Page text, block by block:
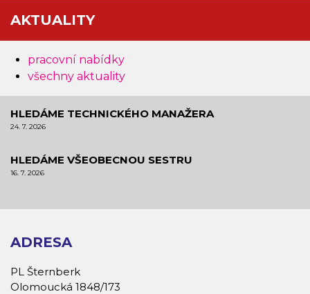
AKTUALITY
pracovní nabídky
všechny aktuality
HLEDÁME TECHNICKÉHO MANAŽERA
24. 7. 2026
HLEDÁME VŠEOBECNOU SESTRU
16. 7. 2026
ADRESA
PL Šternberk
Olomoucká 1848/173